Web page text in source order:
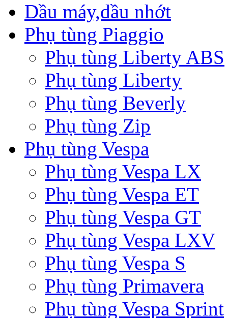
Dầu máy,dầu nhớt
Phụ tùng Piaggio
Phụ tùng Liberty ABS
Phụ tùng Liberty
Phụ tùng Beverly
Phụ tùng Zip
Phụ tùng Vespa
Phụ tùng Vespa LX
Phụ tùng Vespa ET
Phụ tùng Vespa GT
Phụ tùng Vespa LXV
Phụ tùng Vespa S
Phụ tùng Primavera
Phụ tùng Vespa Sprint